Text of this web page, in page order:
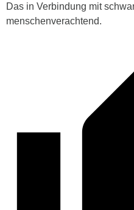
Das in Verbindung mit
menschenverachtend.